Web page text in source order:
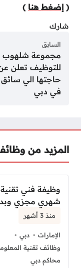
( إضغط هنا )
شارك
السابق
مجموعة شلهوب
للتوظيف تعلن
حاجتها الي
في دبي
المزيد من
وظيفة فني
شهري مجزي
منذ 3 أشهر
الإمارات
دبي
وظائف تقنية
محاكم دبي